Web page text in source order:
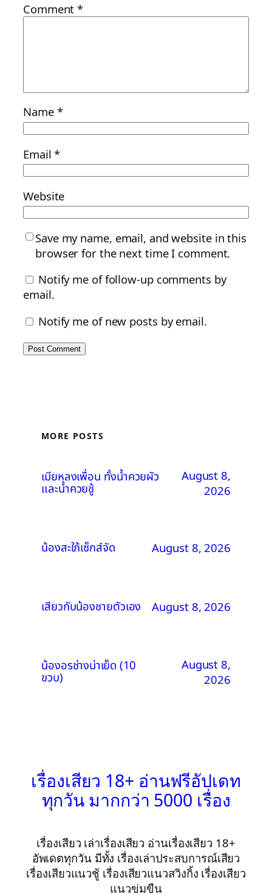
Comment*
Name *
Email*
Website
Save my name, email, and website in this
browser for the next time I comment.
Notify me of follow-up comments by
email.
Notify me of new posts by email.
MORE POSTS
เมียหลงเพื่อน ทั้งน้ำควยผัว
และน้ำควยชู้
August 8,
2026
น้องสะใภ้เซ็กส์จัด August 8, 2026
เสียวกับน้องชายตัวเอง August 8, 2026
น้องอรช่างน่าเย็ด (10
ขวบ)
August 8,
2026
เรื่องเสียว 18+ อ่านฟรีอัปเดท
ทุกวัน มากกว่า 5000 เรื่อง
เรื่องเสียว เล่าเรื่องเสียว อ่านเรื่องเสียว 18+
อัพเดตทุกวัน มีทั้ง เรื่องเล่าประสบการณ์เสียว
เรื่องเสียวแนวชู้ เรื่องเสียวแนวสวิงกิ้ง เรื่องเสียว
แนวข่มขืน